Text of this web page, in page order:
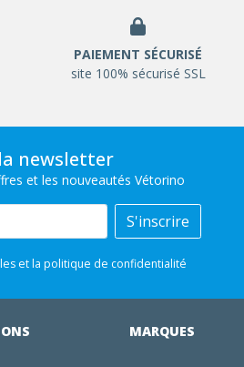
PAIEMENT SÉCURISÉ
site 100% sécurisé SSL
newsletter
et les nouveautés Vétorino
S'inscrire
et la politique de confidentialité
MARQUES